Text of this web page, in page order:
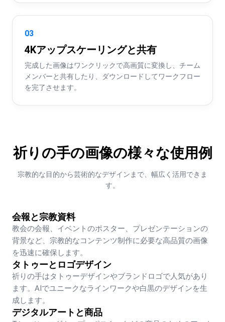
03
4Kアップスケーリングと共有
完成した画像はワンクリックで高画質に変換し、チーム
メンバーと共有したり、ダウンロードしてワークフロー
を完了させます。
祈りの手の画像の様々な使用例
宗教的な目的から芸術的なデザインまで、幅広く活用できま
す。
会報と宗教資料
教会の会報、イベントのポスター、プレゼンテーションの
背景など、宗教的なコンテンツ制作に必要な高品質の画像
を迅速に確保します。
タトゥーとロゴデザイン
祈りの手はタトゥーデザインやブランドロゴで人気があり
ます。AIでユニークなラインワークや白黒のデザインを生
成します。
デジタルアートと商品